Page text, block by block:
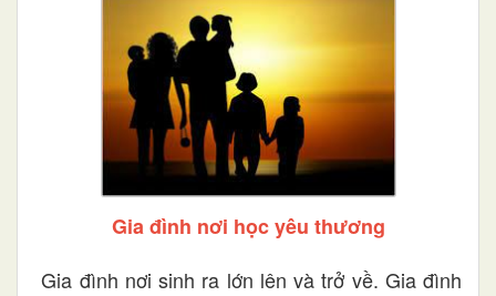
Gia đình nơi học yêu thương
Gia đình nơi sinh ra lớn lên và trở về. Gia đình